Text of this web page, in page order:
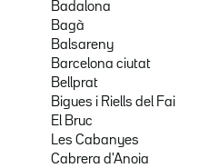
Badalona
Bagà
Balsareny
Barcelona ciutat
Bellprat
Bigues i Riells del Fai
El Bruc
Les Cabanyes
Cabrera d'Anoia